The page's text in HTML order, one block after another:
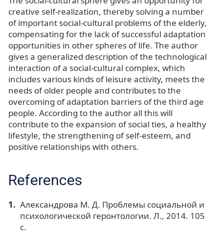
creative self-realization, thereby solving a number
of important social-cultural problems of the elderly,
compensating for the lack of successful adaptation
opportunities in other spheres of life. The author
gives a generalized description of the technological
interaction of a social-cultural complex, which
includes various kinds of leisure activity, meets the
needs of older people and contributes to the
overcoming of adaptation barriers of the third age
people. According to the author all this will
contribute to the expansion of social ties, a healthy
lifestyle, the strengthening of self-esteem, and
positive relationships with others.
References
Александрова М. Д. Проблемы социальной и
психологической геронтологии. Л., 2014. 105
с.